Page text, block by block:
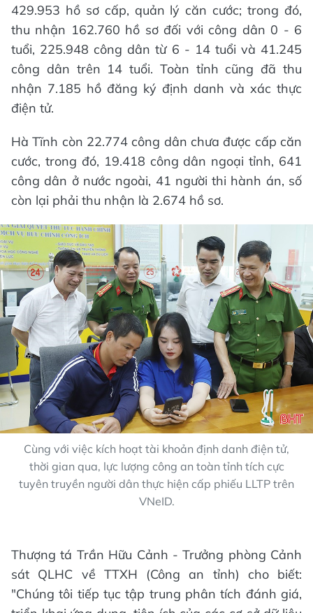
429.953 hồ sơ cấp, quản lý căn cước; trong đó,
thu nhận 162.760 hồ sơ đối với công dân 0 - 6
tuổi, 225.948 công dân từ 6 - 14 tuổi và 41.245
công dân trên 14 tuổi. Toàn tỉnh cũng đã thu
nhận 7.185 hồ đăng ký định danh và xác thực
điện tử.
Hà Tĩnh còn 22.774 công dân chưa được cấp căn
cước, trong đó, 19.418 công dân ngoại tỉnh, 641
công dân ở nước ngoài, 41 người thi hành án, số
còn lại phải thu nhận là 2.674 hồ sơ.
Cùng với việc kích hoạt tài khoản định danh điện tử,
thời gian qua, lực lượng công an toàn tỉnh tích cực
tuyên truyền người dân thực hiện cấp phiếu LLTP trên
VNeID.
Thượng tá Trần Hữu Cảnh - Trưởng phòng Cảnh
sát QLHC về TTXH (Công an tỉnh) cho biết:
"Chúng tôi tiếp tục tập trung phân tích đánh giá,